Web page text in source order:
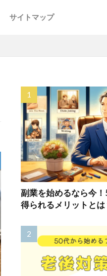
サイトマップ
副業を始めるなら今
得られるメリットとは